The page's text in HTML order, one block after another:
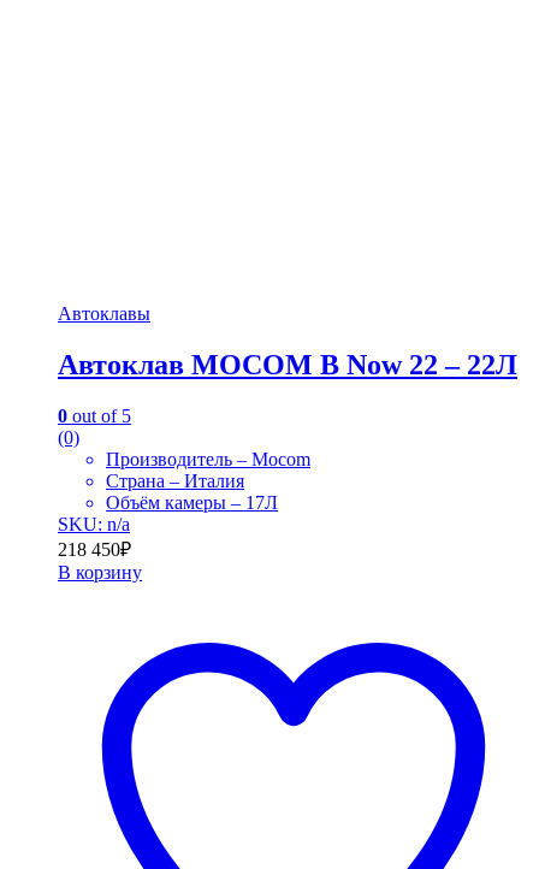
Автоклавы
Автоклав MOCOM B Now 22 – 22Л
0 out of 5
(0)
Производитель – Mocom
Страна – Италия
Объём камеры – 17Л
SKU: n/a
218 450₽
В корзину